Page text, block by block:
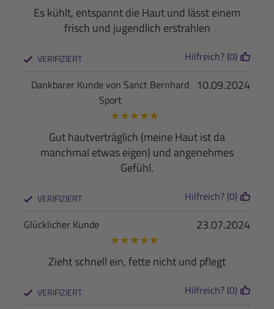
Es kühlt, entspannt die Haut und lässt einem
frisch und jugendlich erstrahlen
VERIFIZIERT Hilfreich? (0)
10.09.2024
Dankbarer Kunde von Sanct Bernhard
Sport
★★★★★
Gut hautverträglich (meine Haut ist da
manchmal etwas eigen) und angenehmes
Gefühl.
VERIFIZIERT Hilfreich? (0)
23.07.2024
Glücklicher Kunde
★★★★★
Zieht schnell ein, fette nicht und pflegt
VERIFIZIERT Hilfreich? (0)